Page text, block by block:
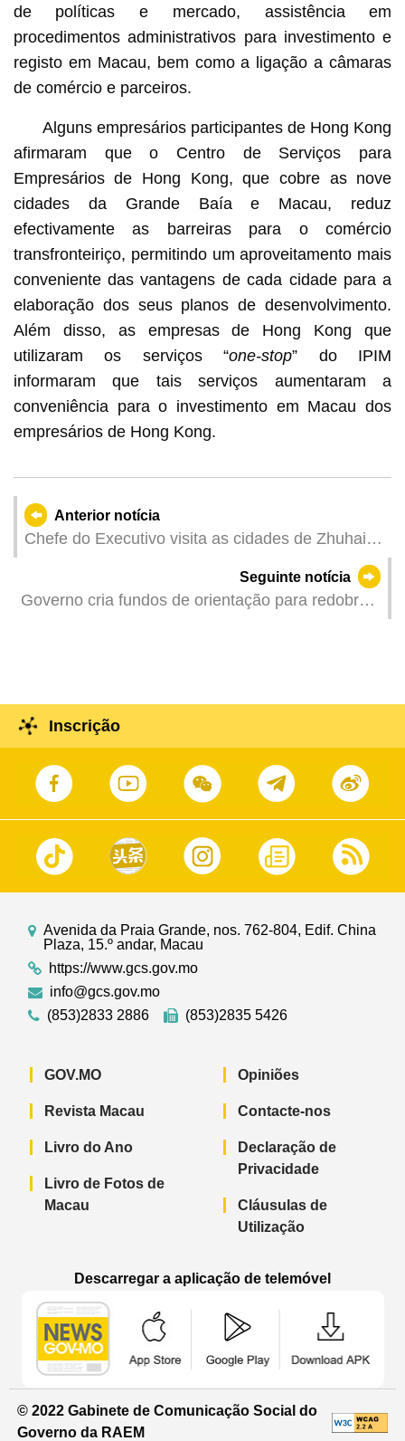
de políticas e mercado, assistência em
procedimentos administrativos para investimento e
registo em Macau, bem como a ligação a câmaras
de comércio e parceiros.
Alguns empresários participantes de Hong Kong
afirmaram que o Centro de Serviços para
Empresários de Hong Kong, que cobre as nove
cidades da Grande Baía e Macau, reduz
efectivamente as barreiras para o comércio
transfronteiriço, permitindo um aproveitamento mais
conveniente das vantagens de cada cidade para a
elaboração dos seus planos de desenvolvimento.
Além disso, as empresas de Hong Kong que
utilizaram os serviços “one-stop” do IPIM
informaram que tais serviços aumentaram a
conveniência para o investimento em Macau dos
empresários de Hong Kong.
Anterior notícia
Chefe do Executivo visita as cidades de Zhuhai,
Seguinte notícia
Governo cria fundos de orientação para redobrar
Inscrição
Avenida da Praia Grande, nos. 762-804, Edif. China
Plaza, 15.º andar, Macau
https://www.gcs.gov.mo
info@gcs.gov.mo
(853)2833 2886
(853)2835 5426
GOV.MO
Revista Macau
Livro do Ano
Livro de Fotos de
Macau
Opiniões
Contacte-nos
Declaração de
Privacidade
Cláusulas de
Utilização
Descarregar a aplicação de telemóvel
© 2022 Gabinete de Comunicação Social do
Governo da RAEM